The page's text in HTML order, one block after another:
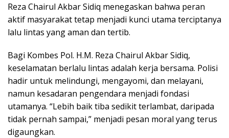
Reza Chairul Akbar Sidiq menegaskan bahwa peran
aktif masyarakat tetap menjadi kunci utama terciptanya
lalu lintas yang aman dan tertib.
Bagi Kombes Pol. H.M. Reza Chairul Akbar Sidiq,
keselamatan berlalu lintas adalah kerja bersama. Polisi
hadir untuk melindungi, mengayomi, dan melayani,
namun kesadaran pengendara menjadi fondasi
utamanya. “Lebih baik tiba sedikit terlambat, daripada
tidak pernah sampai,” menjadi pesan moral yang terus
digaungkan.